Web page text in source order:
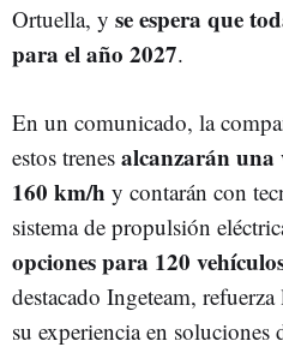
Ortuella, y se espera que
para el año 2027.
En un comunicado, la
estos trenes alcanzarán una
160 km/h y contarán con
sistema de propulsión
opciones para 120
destacado Ingeteam,
su experiencia en soluciones